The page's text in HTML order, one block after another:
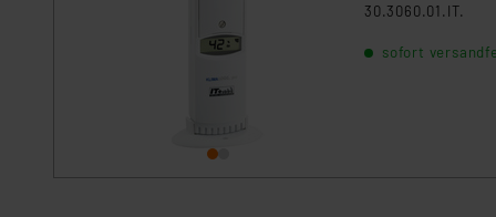
Daten, verbundenen Risiken.“
30.3060.01.IT.
sofort